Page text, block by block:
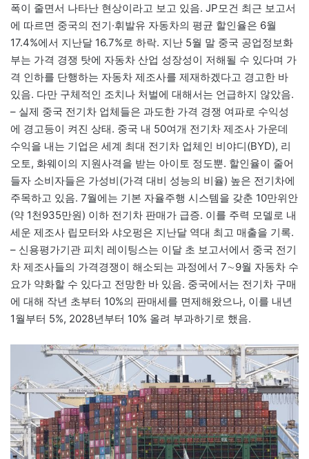
폭이 줄면서 나타난 현상이라고 보고 있음. JP모건 최근 보고서
에 따르면 중국의 전기·휘발유 자동차의 평균 할인율은 6월
17.4%에서 지난달 16.7%로 하락. 지난 5월 말 중국 공업정보화
부는 가격 경쟁 탓에 자동차 산업 성장성이 저해될 수 있다며 가
격 인하를 단행하는 자동차 제조사를 제재하겠다고 경고한 바
있음. 다만 구체적인 조치나 처벌에 대해서는 언급하지 않았음.
– 실제 중국 전기차 업체들은 과도한 가격 경쟁 여파로 수익성
에 경고등이 켜진 상태. 중국 내 50여개 전기차 제조사 가운데
수익을 내는 기업은 세계 최대 전기차 업체인 비야디(BYD), 리
오토, 화웨이의 지원사격을 받는 아이토 정도뿐. 할인율이 줄어
들자 소비자들은 가성비(가격 대비 성능의 비율) 높은 전기차에
주목하고 있음. 7월에는 기본 자율주행 시스템을 갖춘 10만위안
(약 1천935만원) 이하 전기차 판매가 급증. 이를 주력 모델로 내
세운 제조사 립모터와 샤오펑은 지난달 역대 최고 매출을 기록.
– 신용평가기관 피치 레이팅스는 이달 초 보고서에서 중국 전기
차 제조사들의 가격경쟁이 해소되는 과정에서 7∼9월 자동차 수
요가 약화할 수 있다고 전망한 바 있음. 중국에서는 전기차 구매
에 대해 작년 초부터 10%의 판매세를 면제해왔으나, 이를 내년
1월부터 5%, 2028년부터 10% 올려 부과하기로 했음.